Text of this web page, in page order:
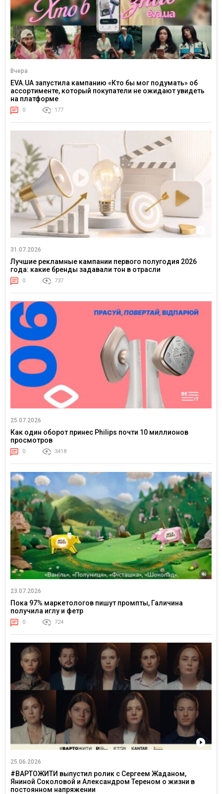
Вчера
EVA.UA запустила кампанию «Кто бы мог подумать» об
ассортименте, который покупатели не ожидают увидеть
на платформе
0 177
31.07.2026
Лучшие рекламные кампании первого полугодия 2026
года: какие бренды задавали тон в отрасли
0 737
25.07.2026
Как один оборот принес Philips почти 10 миллионов
просмотров
0 3418
23.07.2026
Пока 97% маркетологов пишут промпты, Галичина
получила иглу и фетр
0 724
25.06.2026
#ВАРТОЖИТИ выпустил ролик с Сергеем Жаданом,
Яниной Соколовой и Александром Тереном о жизни в
постоянном напряжении